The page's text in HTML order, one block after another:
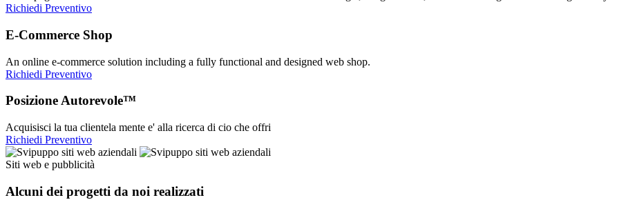
Richiedi Preventivo
E-Commerce Shop
An online e-commerce solution including a fully functional and designed web shop.
Richiedi Preventivo
Posizione Autorevole™
Acquisisci la tua clientela mente e' alla ricerca di cio che offri
Richiedi Preventivo
Siti web e pubblicità
Alcuni dei progetti da noi realizzati